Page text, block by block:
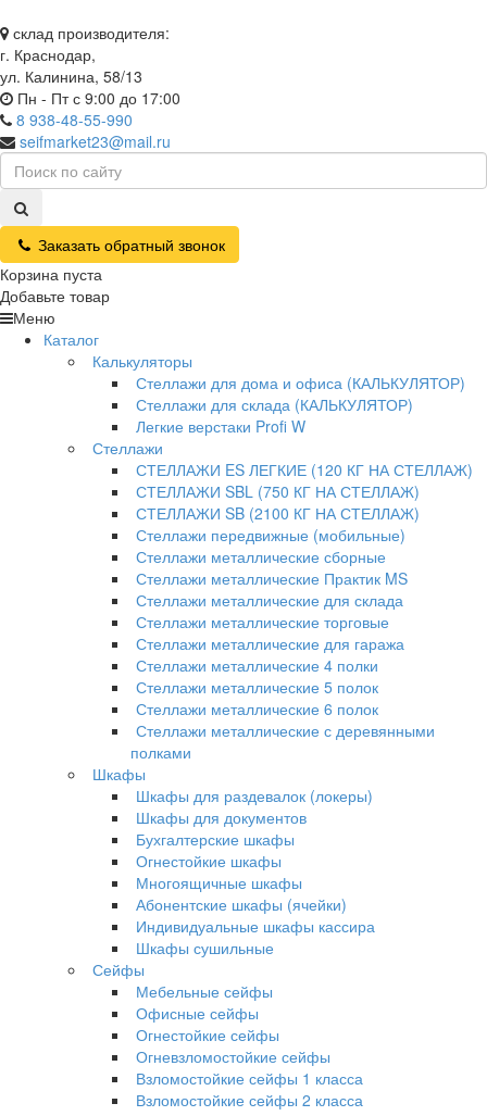
склад производителя:
г. Краснодар,
ул. Калинина, 58/13
Пн - Пт с 9:00 до 17:00
8 938-48-55-990
seifmarket23@mail.ru
Заказать обратный звонок
Корзина пуста
Добавьте товар
Меню
Каталог
Калькуляторы
Стеллажи для дома и офиса (КАЛЬКУЛЯТОР)
Стеллажи для склада (КАЛЬКУЛЯТОР)
Легкие верстаки Profi W
Стеллажи
СТЕЛЛАЖИ ES ЛЕГКИЕ (120 КГ НА СТЕЛЛАЖ)
СТЕЛЛАЖИ SBL (750 КГ НА СТЕЛЛАЖ)
СТЕЛЛАЖИ SB (2100 КГ НА СТЕЛЛАЖ)
Стеллажи передвижные (мобильные)
Стеллажи металлические сборные
Стеллажи металлические Практик MS
Стеллажи металлические для склада
Стеллажи металлические торговые
Стеллажи металлические для гаража
Стеллажи металлические 4 полки
Стеллажи металлические 5 полок
Стеллажи металлические 6 полок
Стеллажи металлические с деревянными
полками
Шкафы
Шкафы для раздевалок (локеры)
Шкафы для документов
Бухгалтерские шкафы
Огнестойкие шкафы
Многоящичные шкафы
Абонентские шкафы (ячейки)
Индивидуальные шкафы кассира
Шкафы сушильные
Сейфы
Мебельные сейфы
Офисные сейфы
Огнестойкие сейфы
Огневзломостойкие сейфы
Взломостойкие сейфы 1 класса
Взломостойкие сейфы 2 класса